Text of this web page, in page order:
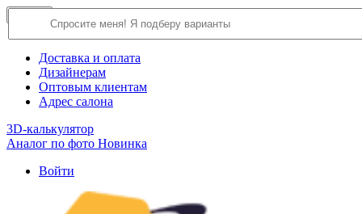
О компании
Доставка и оплата
Дизайнерам
Оптовым клиентам
Адрес салона
3D-калькулятор
Аналог по фото Новинка
Войти